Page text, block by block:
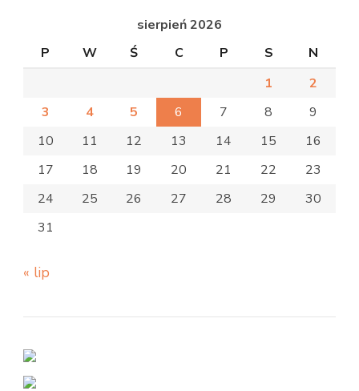
sierpień 2026
P
W Ś C P S
N
1
2
3
4 5 6 7 8
9
10
11 12 13 14 15
16
17
18 19 20 21 22
23
24
25 26 27 28 29
30
31
« lip